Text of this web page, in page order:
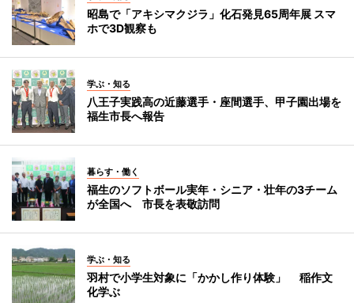
昭島で「アキシマクジラ」化石発見65周年展 スマ
ホで3D観察も
学ぶ・知る
八王子実践高の近藤選手・座間選手、甲子園出場を
福生市長へ報告
暮らす・働く
福生のソフトボール実年・シニア・壮年の3チーム
が全国へ 市長を表敬訪問
学ぶ・知る
羽村で小学生対象に「かかし作り体験」 稲作文
化学ぶ